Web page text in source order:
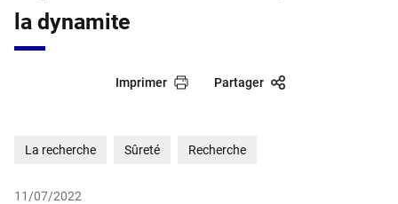
la dynamite
Imprimer Partager
La recherche Sûreté Recherche
11/07/2022